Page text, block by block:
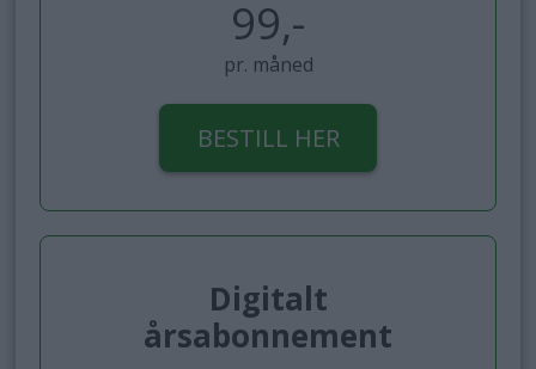
99,-
pr. måned
BESTILL HER
Digitalt
årsabonnement